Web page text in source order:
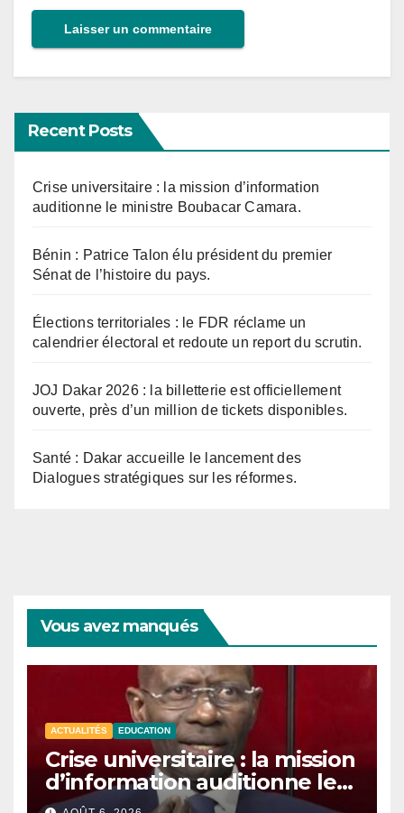
Recent Posts
Crise universitaire : la mission d’information
auditionne le ministre Boubacar Camara.
Bénin : Patrice Talon élu président du premier
Sénat de l’histoire du pays.
Élections territoriales : le FDR réclame un
calendrier électoral et redoute un report du scrutin.
JOJ Dakar 2026 : la billetterie est officiellement
ouverte, près d’un million de tickets disponibles.
Santé : Dakar accueille le lancement des
Dialogues stratégiques sur les réformes.
Vous avez manqués
ACTUALITÉS EDUCATION
Crise universitaire : la mission
d’information auditionne le
ministre Boubacar Camara.